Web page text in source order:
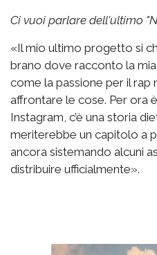
Ci vuoi parlare dell'ultimo
«Il mio ultimo progetto si
brano dove racconto la
come la passione per il rap
affrontare le cose. Per ora
Instagram, c’è una storia
meriterebbe un capitolo a
ancora sistemando alcuni
distribuire ufficialmente».